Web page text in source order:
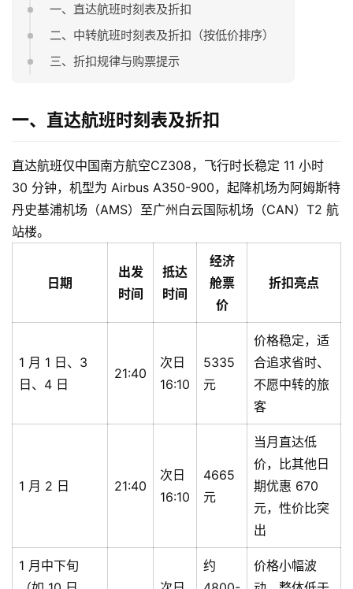
一、直达航班时刻表及折扣
二、中转航班时刻表及折扣（按低价排序）
三、折扣规律与购票提示
一、直达航班时刻表及折扣
直达航班仅中国南方航空CZ308，飞行时长稳定 11 小时
30 分钟，机型为 Airbus A350-900，起降机场为阿姆斯特
丹史基浦机场（AMS）至广州白云国际机场（CAN）T2 航
站楼。
日期
出发
时间
抵达
时间
经济
舱票
价
折扣亮点
1 月 1 日、3
日、4 日
21:40
次日
16:10
5335
元
价格稳定，适
合追求省时、
不愿中转的旅
客
1 月 2 日 21:40
次日
16:10
4665
元
当月直达低
价，比其他日
期优惠 670
元，性价比突
出
1 月中下旬
约
价格小幅波